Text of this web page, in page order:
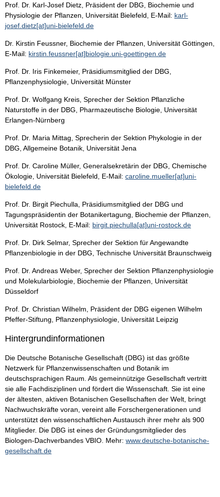
Prof. Dr. Karl-Josef Dietz, Präsident der DBG, Biochemie und
Physiologie der Pflanzen, Universität Bielefeld, E-Mail: karl-
josef.dietz[at]uni-bielefeld.de
Dr. Kirstin Feussner, Biochemie der Pflanzen, Universität Göttingen,
E-Mail: kirstin.feussner[at]biologie.uni-goettingen.de
Prof. Dr. Iris Finkemeier, Präsidiumsmitglied der DBG,
Pflanzenphysiologie, Universität Münster
Prof. Dr. Wolfgang Kreis, Sprecher der Sektion Pflanzliche
Naturstoffe in der DBG, Pharmazeutische Biologie, Universität
Erlangen-Nürnberg
Prof. Dr. Maria Mittag, Sprecherin der Sektion Phykologie in der
DBG, Allgemeine Botanik, Universität Jena
Prof. Dr. Caroline Müller, Generalsekretärin der DBG, Chemische
Ökologie, Universität Bielefeld, E-Mail: caroline.mueller[at]uni-
bielefeld.de
Prof. Dr. Birgit Piechulla, Präsidiumsmitglied der DBG und
Tagungspräsidentin der Botanikertagung, Biochemie der Pflanzen,
Universität Rostock, E-Mail: birgit.piechulla[at]uni-rostock.de
Prof. Dr. Dirk Selmar, Sprecher der Sektion für Angewandte
Pflanzenbiologie in der DBG, Technische Universität Braunschweig
Prof. Dr. Andreas Weber, Sprecher der Sektion Pflanzenphysiologie
und Molekularbiologie, Biochemie der Pflanzen, Universität
Düsseldorf
Prof. Dr. Christian Wilhelm, Präsident der DBG eigenen Wilhelm
Pfeffer-Stiftung, Pflanzenphysiologie, Universität Leipzig
Hintergrundinformationen
Die Deutsche Botanische Gesellschaft (DBG) ist das größte
Netzwerk für Pflanzenwissenschaften und Botanik im
deutschsprachigen Raum. Als gemeinnützige Gesellschaft vertritt
sie alle Fachdisziplinen und fördert die Wissenschaft. Sie ist eine
der ältesten, aktiven Botanischen Gesellschaften der Welt, bringt
Nachwuchskräfte voran, vereint alle Forschergenerationen und
unterstützt den wissenschaftlichen Austausch ihrer mehr als 900
Mitglieder. Die DBG ist eines der Gründungsmitglieder des
Biologen-Dachverbandes VBIO. Mehr: www.deutsche-botanische-
gesellschaft.de